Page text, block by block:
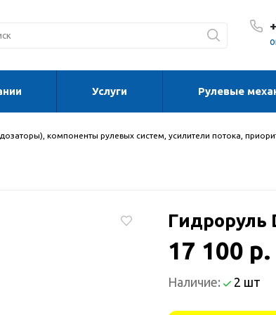
Услуги Рулевые
компоненты рулевых систем, усилители потока,
Гидроруль
17 100 р.
Наличие: 2 шт